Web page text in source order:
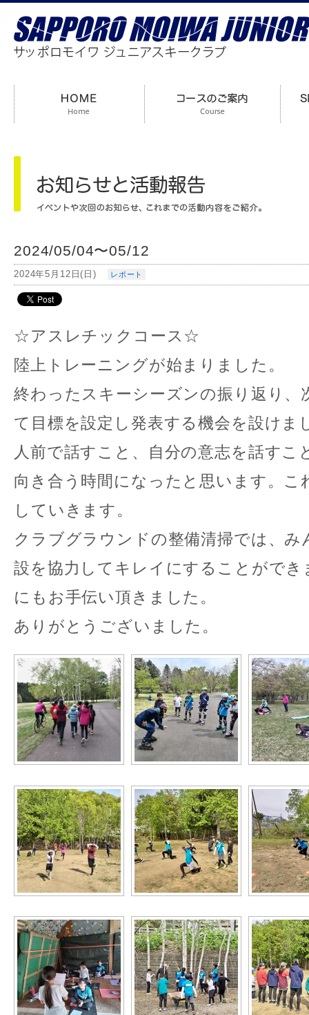
2024/05/04〜05/12
2024年5月12日(日) レポート
☆アスレチックコース☆
陸上トレーニングが始まりました。
終わったスキーシーズンの振り返り、
て目標を設定し発表する機会を設けま
人前で話すこと、自分の意志を話すこ
向き合う時間になったと思います。こ
していきます。
クラブグラウンドの整備清掃では、み
設を協力してキレイにすることができ
にもお手伝い頂きました。
ありがとうございました。